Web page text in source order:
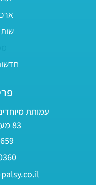
עמותת מיוחדים -
83 מעלה אדומים